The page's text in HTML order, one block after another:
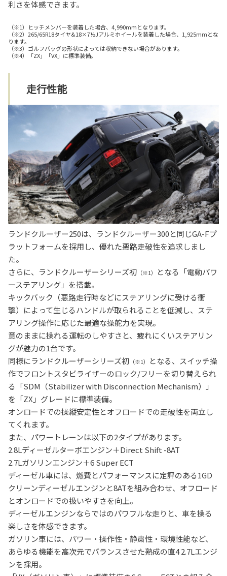
利さを体感できます。
（※1）ヒッチメンバーを装着した場合、4,990mmとなります。
（※2）265/65R18タイヤ&18×7½Jアルミホイールを装着した場合、1,925mmとな
ります。
（※3）ゴルフバッグの形状によっては収納できない場合があります。
（※4）「ZX」「VX」に標準装備。
走行性能
ランドクルーザー250は、ランドクルーザー300と同じGA-Fプ
ラットフォームを採用し、優れた悪路走破性を追求しまし
た。
さらに、ランドクルーザーシリーズ初 （※1）
となる「電動パワ
ーステアリング」を搭載。
キックバック（悪路走行時などにステアリングに受ける衝
撃）によって生じるハンドルが取られることを低減し、ステ
アリング操作に応じた最適な操舵力を実現。
意のままに操れる運転のしやすさと、疲れにくいステアリン
グが魅力の1台です。
同様にランドクルーザーシリーズ初 （※1）
となる、スイッチ操
作でフロントスタビライザーのロック/フリーを切り替えられ
る「SDM（Stabilizer with Disconnection Mechanism）」
を「ZX」グレードに標準装備。
オンロードでの操縦安定性とオフロードでの走破性を両立し
てくれます。
また、パワートレーンは以下の2タイプがあります。
2.8Lディーゼルターボエンジン＋Direct Shift -8AT
2.7Lガソリンエンジン＋6 Super ECT
ディーゼル車には、燃費とパフォーマンスに定評のある1GD
クリーンディーゼルエンジンと8ATを組み合わせ、オフロード
とオンロードでの扱いやすさを向上。
ディーゼルエンジンならではのパワフルな走りと、車を操る
楽しさを体感できます。
ガソリン車には、パワー・操作性・静粛性・環境性能など、
あらゆる機能を高次元でバランスさせた熟成の直4 2.7Lエンジ
ンを採用。